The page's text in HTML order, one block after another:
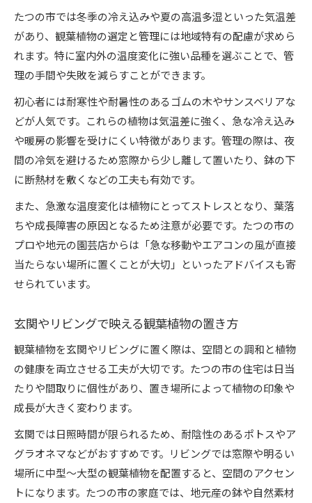
たつの市では冬季の冷え込みや夏の高温多湿といった気温差
があり、観葉植物の選定と管理には地域特有の配慮が求めら
れます。特に室内外の温度変化に強い品種を選ぶことで、管
理の手間や失敗を減らすことができます。
初心者には耐寒性や耐暑性のあるゴムの木やサンスベリアな
どが人気です。これらの植物は気温差に強く、急な冷え込み
や暖房の影響を受けにくい特徴があります。管理の際は、夜
間の冷気を避けるため窓際から少し離して置いたり、鉢の下
に断熱材を敷くなどの工夫も有効です。
また、急激な温度変化は植物にとってストレスとなり、葉落
ちや成長障害の原因となるため注意が必要です。たつの市の
プロや地元の園芸店からは「急な移動やエアコンの風が直接
当たらない場所に置くことが大切」といったアドバイスも寄
せられています。
玄関やリビングで映える観葉植物の置き方
観葉植物を玄関やリビングに置く際は、空間との調和と植物
の健康を両立させる工夫が大切です。たつの市の住宅は日当
たりや間取りに個性があり、置き場所によって植物の印象や
成長が大きく変わります。
玄関では日照時間が限られるため、耐陰性のあるポトスやア
グラオネマなどがおすすめです。リビングでは窓際や明るい
場所に中型〜大型の観葉植物を配置すると、空間のアクセン
トになります。たつの市の家庭では、地元産の鉢や自然素材